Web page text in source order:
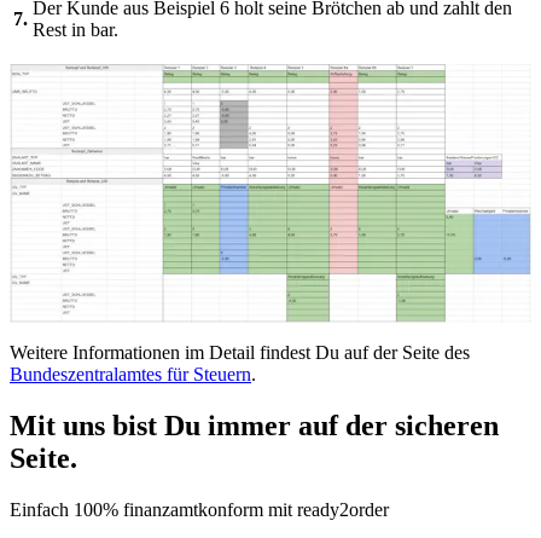
7.
Der Kunde aus Beispiel 6 holt seine Brötchen ab und zahlt den
Rest in bar.
Weitere Informationen im Detail findest Du auf der Seite des
Bundeszentralamtes für Steuern.
Mit uns bist Du immer auf der sicheren
Seite.
Einfach 100% finanzamtkonform mit ready2order